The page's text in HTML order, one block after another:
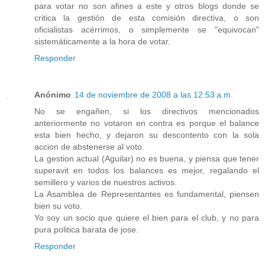
para votar no son afines a este y otros blogs donde se
critica la gestión de esta comisión directiva, o son
oficialistas acérrimos, o simplemente se "equivocan"
sistemáticamente a la hora de votar.
Responder
Anónimo 14 de noviembre de 2008 a las 12:53 a.m.
No se engañen, si los directivos mencionados
anteriormente no votaron en contra es porque el balance
esta bien hecho, y dejaron su descontento con la sola
accion de abstenerse al voto.
La gestion actual (Aguilar) no es buena, y piensa que tener
superavit en todos los balances es mejor, regalando el
semillero y varios de nuestros activos.
La Asamblea de Representantes es fundamental, piensen
bien su voto.
Yo soy un socio que quiere el bien para el club, y no para
pura politica barata de jose.
Responder